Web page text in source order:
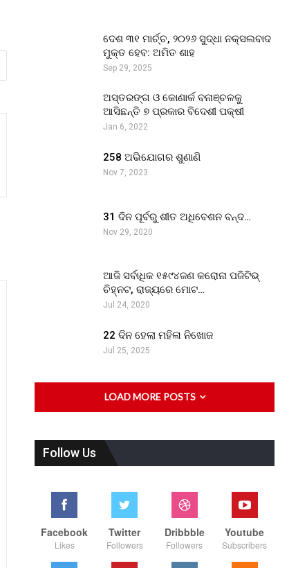
ଦେଶ ୩୧ ମାର୍ଚ୍ଚ, ୨୦୨୬ ସୁଦ୍ଧା ନକ୍ସଲବାଦ
ମୁକ୍ତ ହେବ: ଅମିତ ଶାହ
Sep 29, 2025
ଅସ୍ତରଙ୍ଗ ଓ କୋଣାର୍କ ବନାଞ୍ଚଳକୁ
ଆସିଛନ୍ତି ୭ ପ୍ରକାର ବିଦେଶୀ ପକ୍ଷୀ
Jan 6, 2022
258 ଅଭିଯୋଗର ଶୁଣାଣି
Nov 7, 2023
31 ଦିନ ପୂର୍ବରୁ ଶୀତ ଅଧିବେଶନ ବନ୍ଦ…
Nov 29, 2020
ଆଜି ସର୍ବାଧିକ ୧୫୯୪ଜଣ କରୋନା ପଜିଟିଭ୍
ଚିହ୍ନଟ, ରାଜ୍ୟରେ ମୋଟ…
Jul 24, 2020
22 ଦିନ ହେଲା ମହିଳା ନିଖୋଜ
Jul 25, 2025
LOAD MORE POSTS
Follow Us
Facebook
Likes
Twitter
Followers
Dribbble
Followers
Youtube
Subscribers